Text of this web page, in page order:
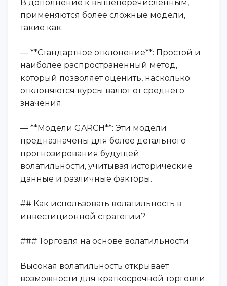
В дополнение к вышеперечисленным,
применяются более сложные модели,
такие как:
— **Стандартное отклонение**: Простой и
наиболее распространённый метод,
который позволяет оценить, насколько
отклоняются курсы валют от среднего
значения.
— **Модели GARCH**: Эти модели
предназначены для более детального
прогнозирования будущей
волатильности, учитывая исторические
данные и различные факторы.
## Как использовать волатильность в
инвестиционной стратегии?
### Торговля на основе волатильности
Высокая волатильность открывает
возможности для краткосрочной торговли.